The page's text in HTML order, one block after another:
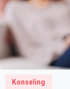
Konseling